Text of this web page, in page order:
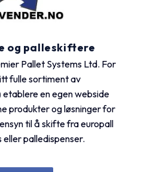
og palleskiftere
Pallet Systems Ltd. For
fulle sortiment av
en egen webside
produkter og løsninger for
til å skifte fra europall
palledispenser.